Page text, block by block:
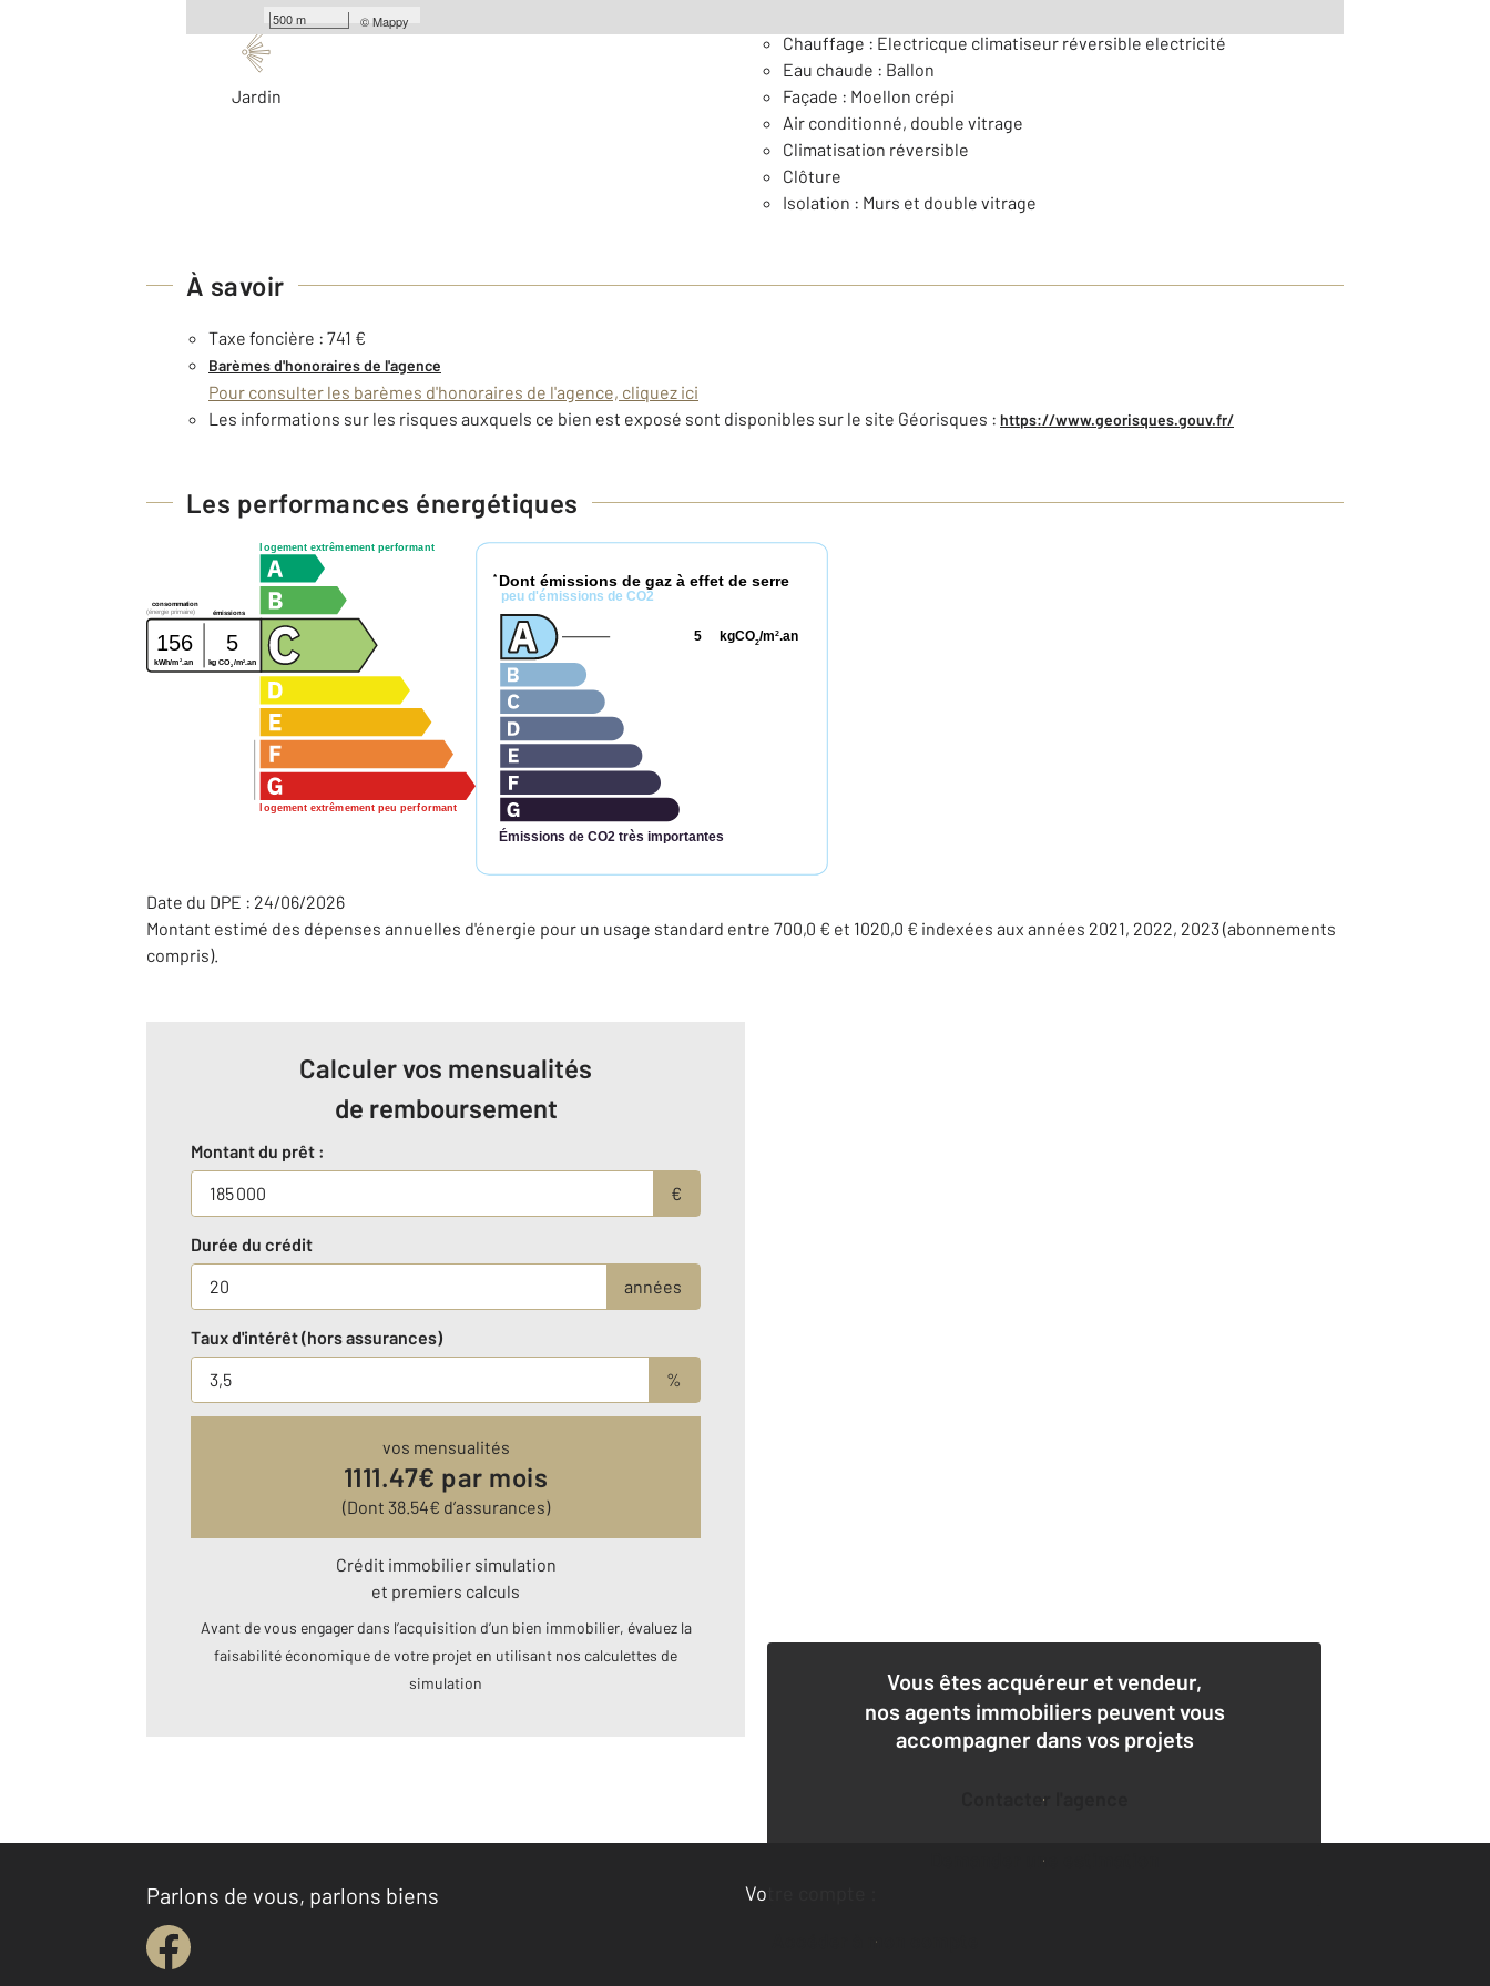
500 m ©Mappy
Jardin
Chauffage : Electricque climatiseur réversible electricité
Eau chaude : Ballon
Façade : Moellon crépi
Air conditionné, double vitrage
Climatisation réversible
Clôture
Isolation : Murs et double vitrage
À savoir
Taxe foncière : 741 €
Barèmes d'honoraires de l'agence
Pour consulter les barèmes d'honoraires de l'agence, cliquez ici
Les informations sur les risques auxquels ce bien est exposé sont disponibles sur le site Géorisques : https://www.georisques.gouv.fr/
Les performances énergétiques
logement extrêmement performant
logement extrêmement peu performant
consommation
émissions
(énergie primaire)
156 5
kWh/m 2 .an kg CO2/m2 .an
* Dont émissions de gaz à effet de serre
peu d'émissions de CO2
Émissions de CO2 très importantes
kgCO2/m2.an
5
Date du DPE : 24/06/2026
Montant estimé des dépenses annuelles d'énergie pour un usage standard entre 700,0 € et 1020,0 € indexées aux années 2021, 2022, 2023 (abonnements
compris).
Calculer vos mensualités
de remboursement
Montant du prêt :
€
Durée du crédit
années
Taux d'intérêt (hors assurances)
%
vos mensualités
1111.47€ par mois
(Dont 38.54€ d’assurances)
Crédit immobilier simulation
et premiers calculs
Avant de vous engager dans l’acquisition d’un bien immobilier, évaluez la
faisabilité économique de votre projet en utilisant nos calculettes de
simulation
Vous êtes acquéreur et vendeur,
nos agents immobiliers peuvent vous
accompagner dans vos projets
Contacter l'agence
Demander une estimation
Parlons de vous, parlons biens
Votre compte :
Accéder à mon compte